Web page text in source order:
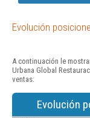
Evolución
A continuación le
Urbana Global
ventas:
Evolución